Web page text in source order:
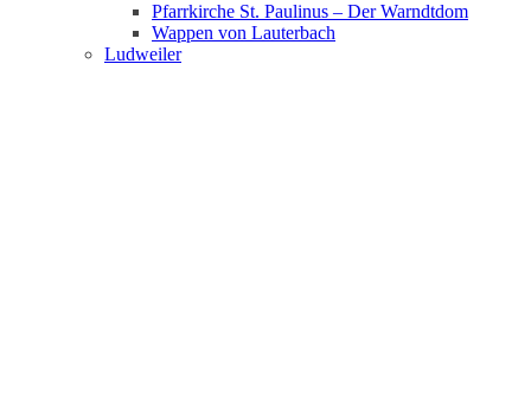
Pfarrkirche St. Paulinus – Der Warndtdom
Wappen von Lauterbach
Ludweiler